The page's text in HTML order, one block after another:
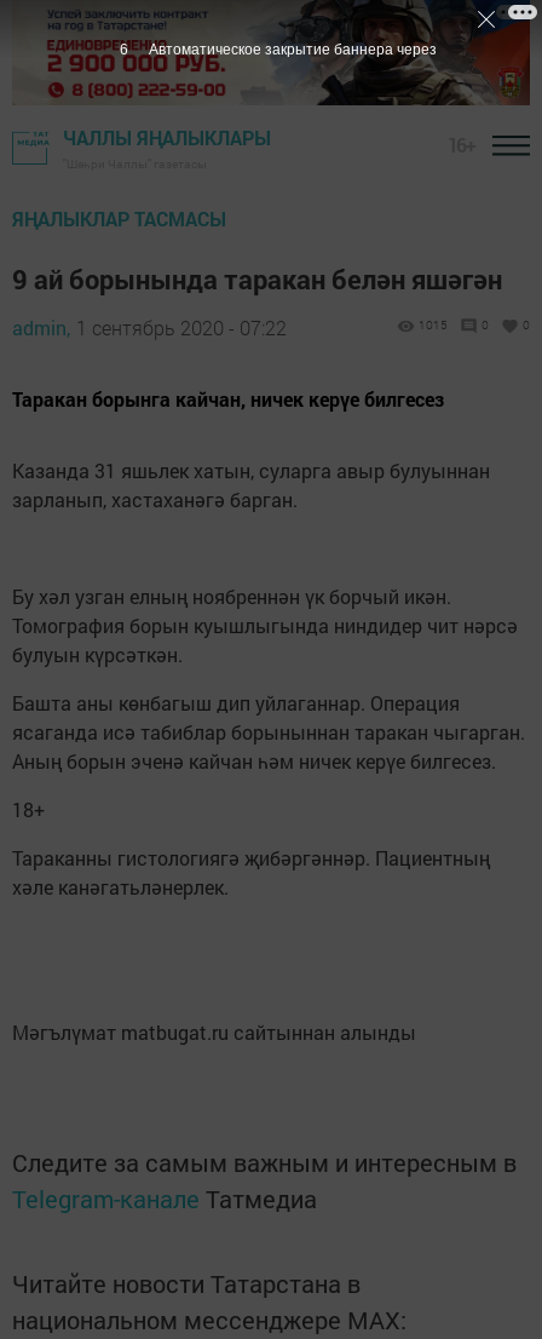
ЧАЛЛЫ ЯҢАЛЫКЛАРЫ
ЯҢАЛЫКЛАР ТАСМАСЫ
9 ай борынында таракан белән яшәгән
admin, 1 сентябрь 2020 - 07:22 1015 0 0
Таракан борынга кайчан, ничек керүе билгесез
Казанда 31 яшьлек хатын, суларга авыр булуыннан
зарланып, хастаханәгә барган.
Бу хәл узган елның ноябреннән үк борчый икән.
Томография борын куышлыгында ниндидер чит нәрсә
булуын күрсәткән.
Башта аны көнбагыш дип уйлаганнар. Операция
ясаганда исә табиблар борыныннан таракан чыгарган.
Аның борын эченә кайчан һәм ничек керүе билгесез.
18+
Тараканны гистологиягә җибәргәннәр. Пациентның
хәле канәгатьләнерлек.
Мәгълүмат matbugat.ru сайтыннан алынды
Следите за самым важным и интересным в
Telegram-канале Татмедиа
Читайте новости Татарстана в
национальном мессенджере MАХ:
5 Автоматическое закрытие баннера через